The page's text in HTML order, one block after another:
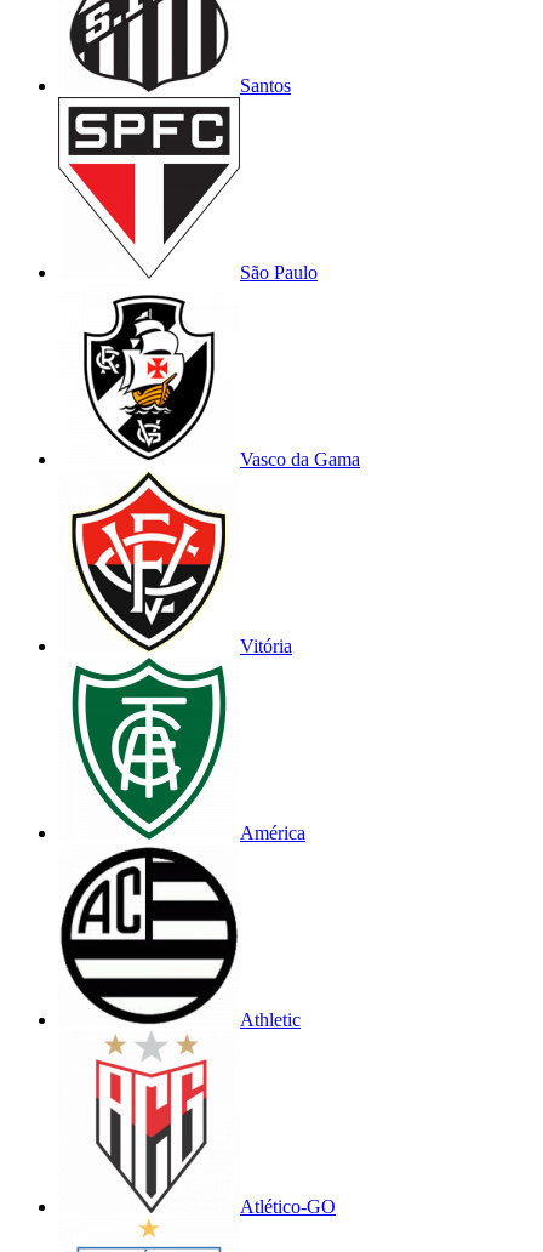
Santos
São Paulo
Vasco da Gama
Vitória
América
Athletic
Atlético-GO